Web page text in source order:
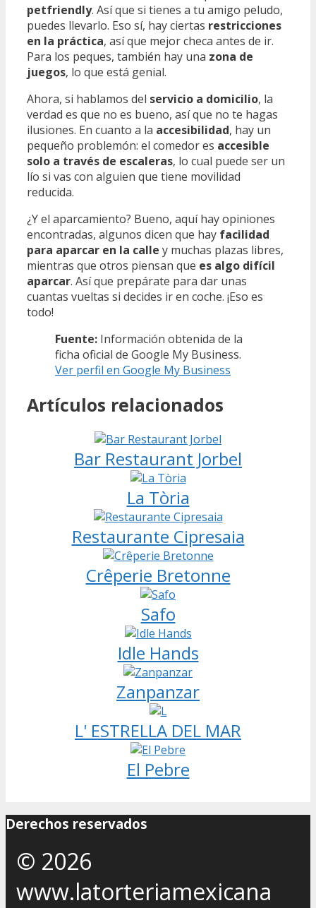
petfriendly. Así que si tienes a tu amigo peludo,
puedes llevarlo. Eso sí, hay ciertas restricciones
en la práctica, así que mejor checa antes de ir.
Para los peques, también hay una zona de
juegos, lo que está genial.
Ahora, si hablamos del servicio a domicilio, la
verdad es que no es bueno, así que no te hagas
ilusiones. En cuanto a la accesibilidad, hay un
pequeño problemón: el comedor es accesible
solo a través de escaleras, lo cual puede ser un
lío si vas con alguien que tiene movilidad
reducida.
¿Y el aparcamiento? Bueno, aquí hay opiniones
encontradas, algunos dicen que hay facilidad
para aparcar en la calle y muchas plazas libres,
mientras que otros piensan que es algo difícil
aparcar. Así que prepárate para dar unas
cuantas vueltas si decides ir en coche. ¡Eso es
todo!
Fuente: Información obtenida de la
ficha oficial de Google My Business.
Ver perfil en Google My Business
Artículos relacionados
Bar Restaurant Jorbel
La Tòria
Restaurante Cipresaia
Crêperie Bretonne
Safo
Idle Hands
Zanpanzar
L' ESTRELLA DEL MAR
El Pebre
Derechos reservados
© 2026
www.latorteriamexicana